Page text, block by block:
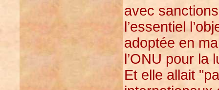
avec
l’essentiel
adoptée en
l’ONU pour la
Et elle allait